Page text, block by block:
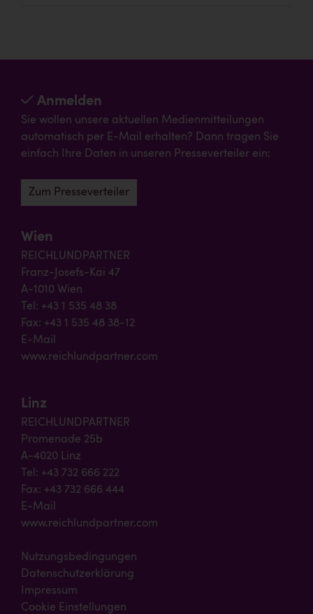
Anmelden
Sie wollen unsere aktuellen Medienmitteilungen
automatisch per E-Mail erhalten? Dann tragen Sie
einfach Ihre Daten in unseren Presseverteiler ein:
Zum Presseverteiler
Wien
REICHLUNDPARTNER
Franz-Josefs-Kai 47
A-1010 Wien
Tel: +43 1 535 48 38
Fax: +43 1 535 48 38-12
E-Mail
www.reichlundpartner.com
Linz
REICHLUNDPARTNER
Promenade 25b
A-4020 Linz
Tel: +43 732 666 222
Fax: +43 732 666 444
E-Mail
www.reichlundpartner.com
Nutzungsbedingungen
Datenschutzerklärung
Impressum
Cookie Einstellungen